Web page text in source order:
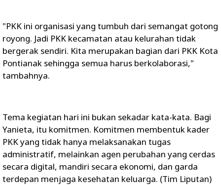
"PKK ini organisasi yang tumbuh dari semangat gotong
royong. Jadi PKK kecamatan atau kelurahan tidak
bergerak sendiri. Kita merupakan bagian dari PKK Kota
Pontianak sehingga semua harus berkolaborasi,"
tambahnya.
Tema kegiatan hari ini bukan sekadar kata-kata. Bagi
Yanieta, itu komitmen. Komitmen membentuk kader
PKK yang tidak hanya melaksanakan tugas
administratif, melainkan agen perubahan yang cerdas
secara digital, mandiri secara ekonomi, dan garda
terdepan menjaga kesehatan keluarga. (Tim Liputan)